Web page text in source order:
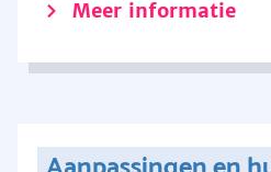
Meer informatie